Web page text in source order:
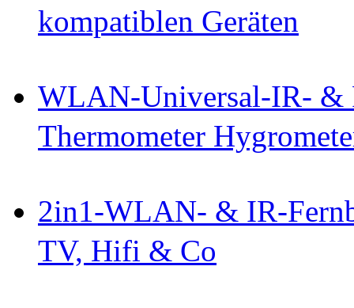
kompatiblen Geräten
WLAN-Universal-IR- &
Thermometer
2in1-WLAN- & IR-
TV, Hifi & Co